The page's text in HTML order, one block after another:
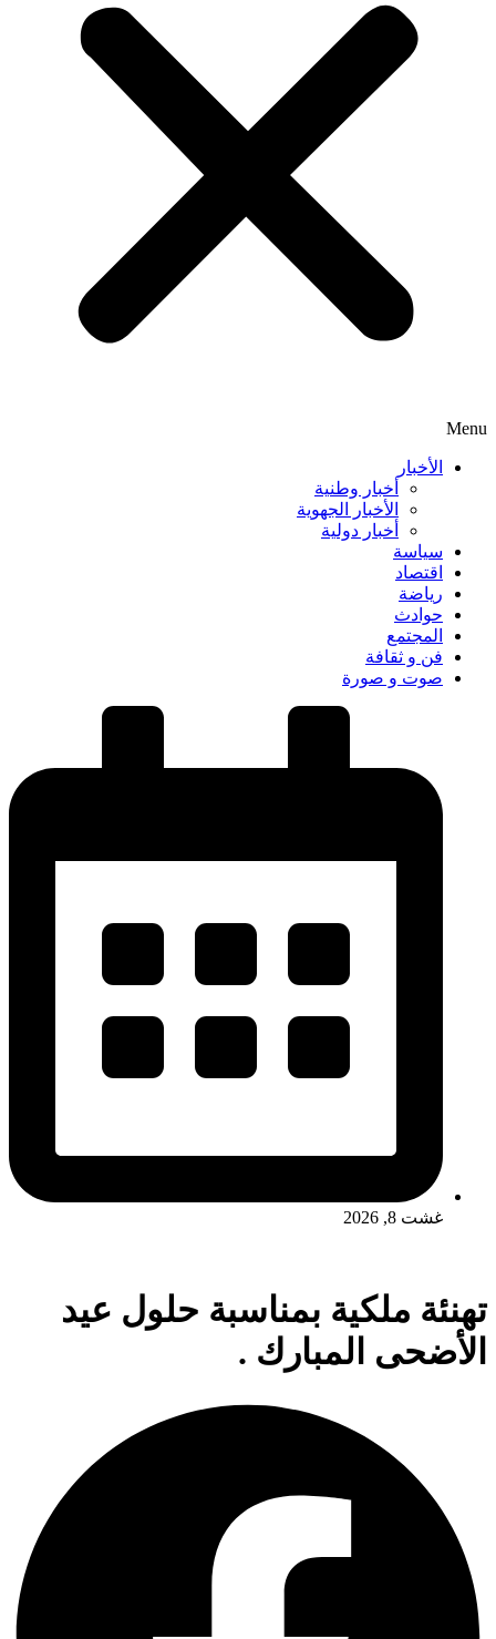
Menu
الأخبار
أخبار وطنية
الأخبار الجهوية
أخبار دولية
سياسة
اقتصاد
رياضة
حوادث
المجتمع
فن و ثقافة
صوت و صورة
غشت 8, 2026
تهنئة ملكية ﺑﻤﻨﺎﺳﺒﺔ ﺣﻠﻮل ﻋﻴﺪ
الأضحى اﻟﻤﺒﺎﺭﻙ .